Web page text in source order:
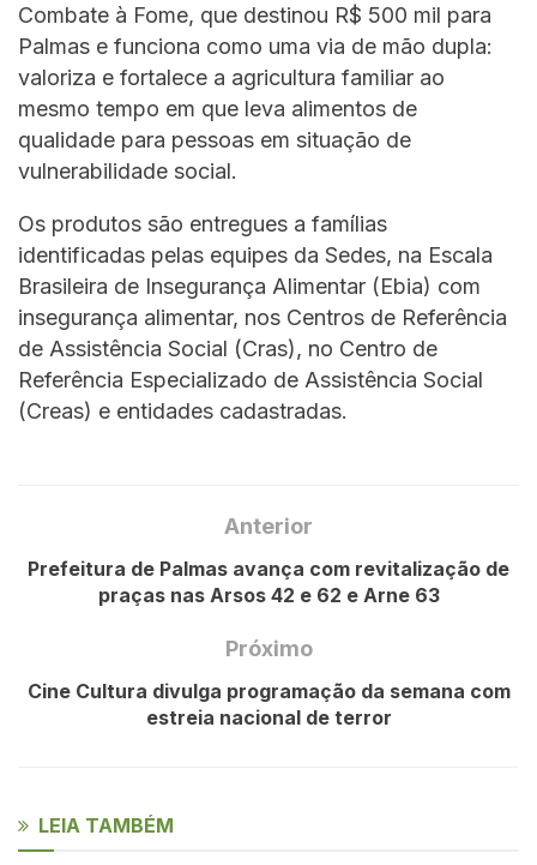
Combate à Fome, que destinou R$ 500 mil para
Palmas e funciona como uma via de mão dupla:
valoriza e fortalece a agricultura familiar ao
mesmo tempo em que leva alimentos de
qualidade para pessoas em situação de
vulnerabilidade social.
Os produtos são entregues a famílias
identificadas pelas equipes da Sedes, na Escala
Brasileira de Insegurança Alimentar (Ebia) com
insegurança alimentar, nos Centros de Referência
de Assistência Social (Cras), no Centro de
Referência Especializado de Assistência Social
(Creas) e entidades cadastradas.
Anterior
Prefeitura de Palmas avança com revitalização de
praças nas Arsos 42 e 62 e Arne 63
Próximo
Cine Cultura divulga programação da semana com
estreia nacional de terror
LEIA TAMBÉM